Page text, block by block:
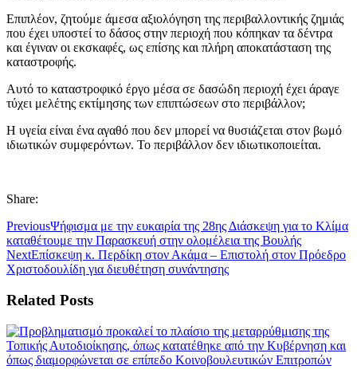
Επιπλέον, ζητούμε άμεσα αξιολόγηση της περιβαλλοντικής ζημιάς
που έχει υποστεί το δάσος στην περιοχή που κόπηκαν τα δέντρα
και έγιναν οι εκσκαφές, ως επίσης και πλήρη αποκατάσταση της
καταστροφής.
Αυτό το καταστροφικό έργο μέσα σε δασώδη περιοχή έχει άραγε
τύχει μελέτης εκτίμησης των επιπτώσεων στο περιβάλλον;
Η υγεία είναι ένα αγαθό που δεν μπορεί να θυσιάζεται στον βωμό
ιδιωτικών συμφερόντων. Το περιβάλλον δεν ιδιωτικοποιείται.
Share:
PreviousΨήφισμα με την ευκαιρία της 28ης Διάσκεψη για το Κλίμα
καταθέτουμε την Παρασκευή στην ολομέλεια της Βουλής
NextΕπίσκεψη κ. Περδίκη στον Ακάμα – Επιστολή στον Πρόεδρο
Χριστοδουλίδη για διευθέτηση συνάντησης
Related Posts